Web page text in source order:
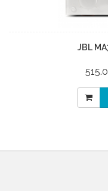
JBL